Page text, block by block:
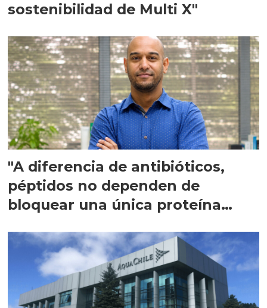
sostenibilidad de Multi X"
"A diferencia de antibióticos,
péptidos no dependen de
bloquear una única proteína